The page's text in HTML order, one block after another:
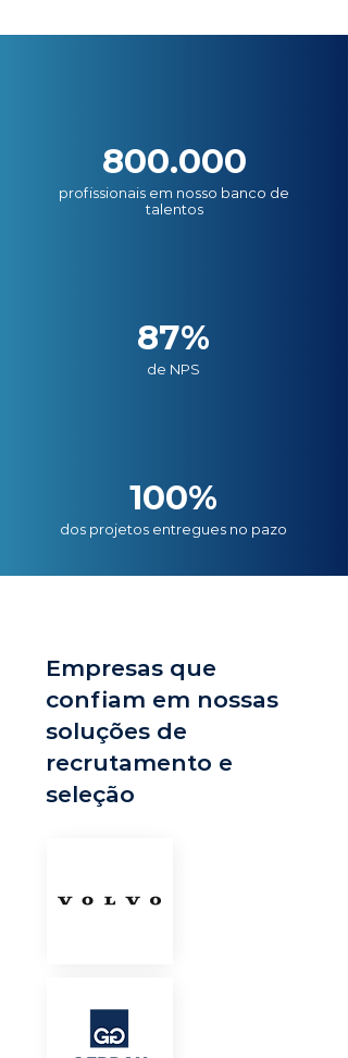
800.000
profissionais em nosso banco de
talentos
87%
de NPS
100%
dos projetos entregues no pazo
Empresas que
confiam em nossas
soluções de
recrutamento e
seleção